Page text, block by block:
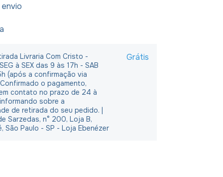
Livraria Com Cristo -
à SEX das 9 às 17h - SAB
(após a confirmação via
o pagamento,
contato no prazo de 24 à
sobre a
de retirada do seu pedido. |
Sarzedas, n° 200, Loja B,
São Paulo - SP - Loja Ebenézer
Grátis